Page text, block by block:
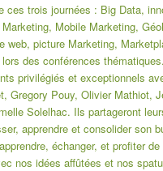
ces trois journées : Big Data,
Mobile Marketing,
web, picture Marketing,
des conférences
privilégiés et exceptionnels
Gregory Pouy, Olivier Mathiot,
Solelhac. Ils partageront
apprendre et consolider son
échanger, et profiter
nos idées affûtées et nos